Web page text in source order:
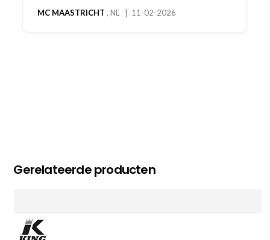
MC MAASTRICHT , NL | 11-02-2026
Gerelateerde producten